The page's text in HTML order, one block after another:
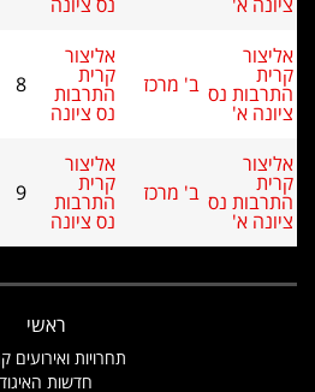
נס ב' מרכז קרית
התרבות 8
11.0
נס ב' מרכז קרית
התרבות 9
16.0
תחרויות ואירועים קרובים
חדשות האיגוד